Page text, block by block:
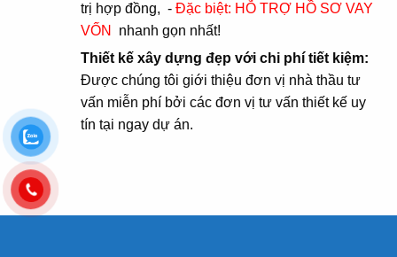
trị hợp đồng, - Đặc biệt: HỖ TRỢ HỒ SƠ VAY
VỐN
nhanh gọn nhất!
Thiết kế xây dựng đẹp với chi phí tiết kiệm:
Được chúng tôi giới thiệu đơn vị nhà thầu tư
vấn miễn phí bởi các đơn vị tư vấn thiết kế uy
tín tại ngay dự án.